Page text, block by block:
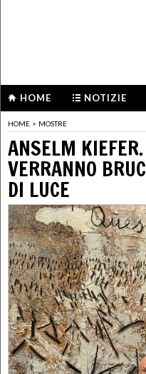
HOME NOTIZIE
HOME > MOSTRE
ANSELM
VERRANNO
DI LUCE